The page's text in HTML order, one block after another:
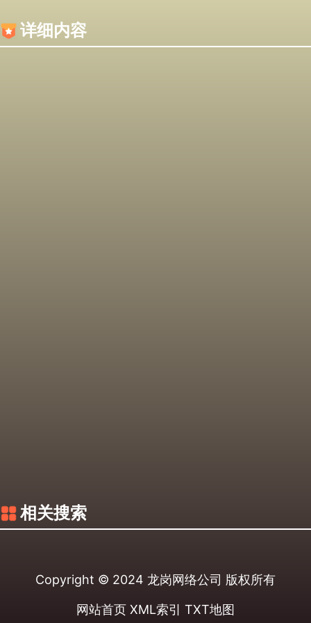
详细内容
相关搜索
Copyright © 2024 龙岗网络公司 版权所有
网站首页 XML索引 TXT地图